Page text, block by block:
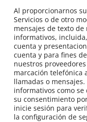
Al proporcionarnos
Servicios o de otro
mensajes de texto
informativos,
cuenta y
cuenta y para fines
nuestros
marcación telefónica
llamadas o
informativos como
su consentimiento
inicie sesión para
la configuración de